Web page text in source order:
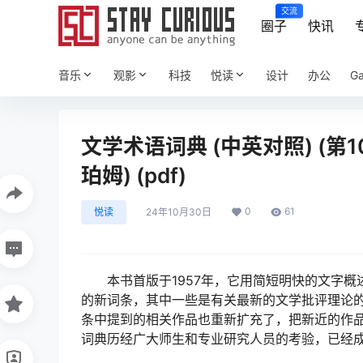
圈子
交流
快讯
音乐 观影 科技 悦读 设计 办公
文学术语词典 (中英对照) (第
珀姆) (pdf)
悦读 24年10月30日 0 61
本书首版于1957年，它用简短明快的文字
的新词条，其中一些是有关最新的文学批评理论
条中提到的相关作品也重新扩充了，把新近的作
词典历经广大师生和专业研究人员的考验，已经